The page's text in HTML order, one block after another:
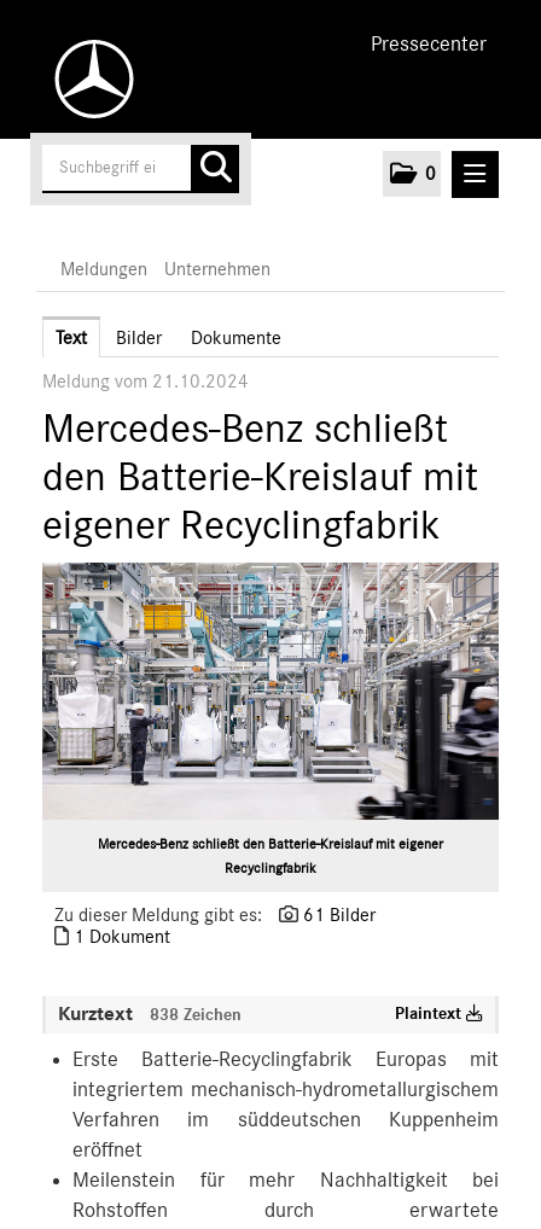
Pressecenter
0
Unternehmen
Marken & Produkte
MEDIA
ÜBER UNS
ANSPRECHPARTNER
Meldungen Unternehmen
Text Bilder Dokumente
Meldung vom 21.10.2024
Mercedes-Benz schließt
den Batterie-Kreislauf mit
eigener Recyclingfabrik
Mercedes-Benz schließt den Batterie-Kreislauf mit eigener
Recyclingfabrik
Zu dieser Meldung gibt es:
61 Bilder
1 Dokument
Kurztext 838 Zeichen Plaintext
Erste Batterie-Recyclingfabrik Europas mit
integriertem mechanisch-hydrometallurgischem
Verfahren im süddeutschen Kuppenheim
eröffnet
Meilenstein für mehr Nachhaltigkeit bei
Rohstoffen durch erwartete